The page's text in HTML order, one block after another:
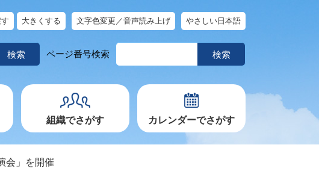
大きくする 文字色変更／音声読み上げ やさしい日本語
ページ番号検索
ペ
ジ
号
組織でさがす カレンダーでさがす
会」を開催